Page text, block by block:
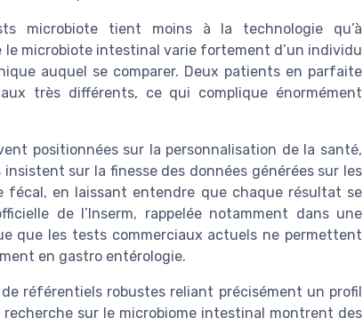
microbiote tient moins à la technologie qu’à
le microbiote intestinal varie fortement d’un individu
auquel se comparer. Deux patients en parfaite
très différents, ce qui complique énormément
positionnées sur la personnalisation de la santé,
sur la finesse des données générées sur les
fécal, en laissant entendre que chaque résultat se
de l’Inserm, rappelée notamment dans une
que les tests commerciaux actuels ne permettent
en gastro entérologie.
référentiels robustes reliant précisément un profil
sur le microbiome intestinal montrent des